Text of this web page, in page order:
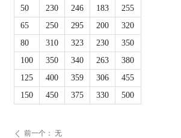
50 230 246 183
255
65
250 295 200
320
80
310 323 230
350
100
350 340 263
380
125
400 359 306
455
150
450 375 330 500
ꄴ 前一个： 无